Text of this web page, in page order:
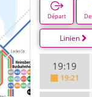
Départ
Linien
19:19
19:21